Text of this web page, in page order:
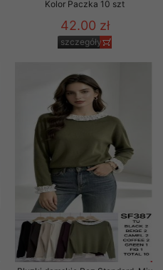
Kolor Paczka 10 szt
42.00 zł
szczegóły